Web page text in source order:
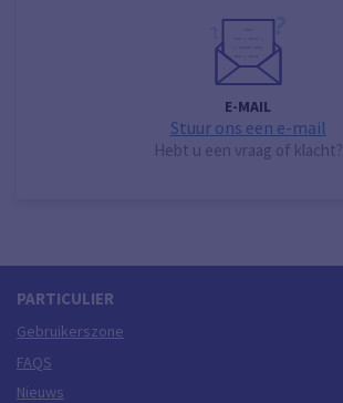
E-MAIL
Stuur ons een e-mail
Hebt u een vraag of klacht?
PARTICULIER
Gebruikerszone
FAQS
Nieuws